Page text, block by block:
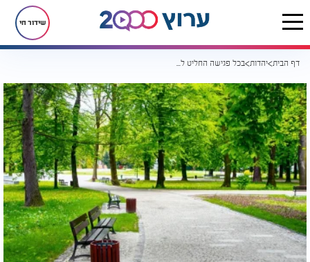
שידור חי
דף הבית יהדות בכל פגישה החליט לומר הלכה אקראית למשודכת. ולא תיאר את מה שיקרה אחר כך